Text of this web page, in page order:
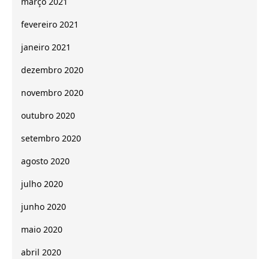
fevereiro 2021
janeiro 2021
dezembro 2020
novembro 2020
outubro 2020
setembro 2020
agosto 2020
julho 2020
junho 2020
maio 2020
abril 2020